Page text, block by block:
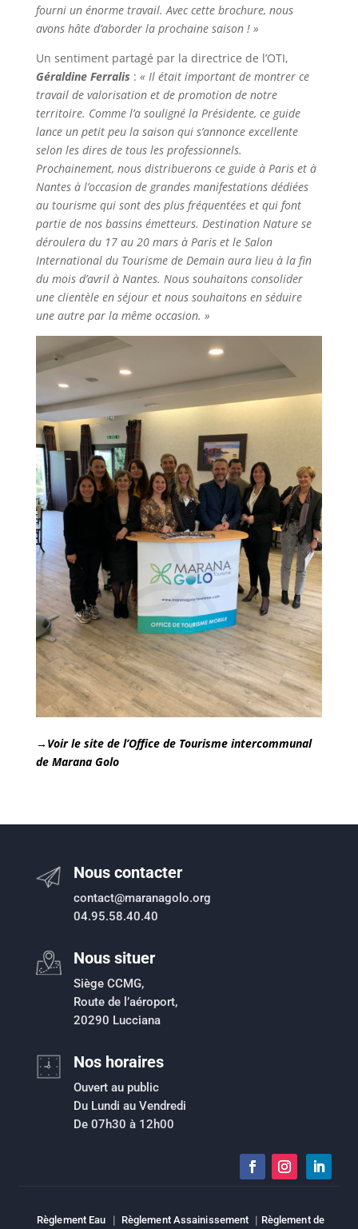
fourni un énorme travail. Avec cette brochure, nous
avons hâte d’aborder la prochaine saison ! »
Un sentiment partagé par la directrice de l’OTI,
Géraldine Ferralis : « Il était important de montrer ce
travail de valorisation et de promotion de notre
territoire. Comme l’a souligné la Présidente, ce guide
lance un petit peu la saison qui s’annonce excellente
selon les dires de tous les professionnels.
Prochainement, nous distribuerons ce guide à Paris et à
Nantes à l’occasion de grandes manifestations dédiées
au tourisme qui sont des plus fréquentées et qui font
partie de nos bassins émetteurs. Destination Nature se
déroulera du 17 au 20 mars à Paris et le Salon
International du Tourisme de Demain aura lieu à la fin
du mois d’avril à Nantes. Nous souhaitons consolider
une clientèle en séjour et nous souhaitons en séduire
une autre par la même occasion. »
→Voir le site de l’Office de Tourisme intercommunal
de Marana Golo
Nous contacter
contact@maranagolo.org
04.95.58.40.40
Nous situer
Siège CCMG,
Route de l’aéroport,
20290 Lucciana
Nos horaires
Ouvert au public
Du Lundi au Vendredi
De 07h30 à 12h00
Règlement Eau | Règlement Assainissement | Règlement de